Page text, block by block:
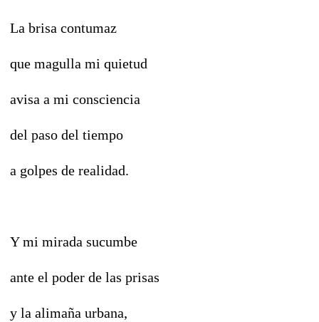
La brisa contumaz
que magulla mi quietud
avisa a mi consciencia
del paso del tiempo
a golpes de realidad.
Y mi mirada sucumbe
ante el poder de las prisas
y la alimaña urbana,